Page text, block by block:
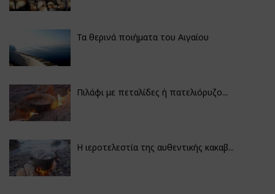
Τα θερινά ποιήματα του Αιγαίου
Πιλάφι με πεταλίδες ή πατελιόρυζο...
Η ιεροτελεστία της αυθεντικής κακαβ...